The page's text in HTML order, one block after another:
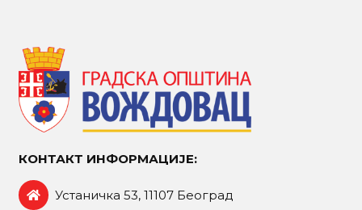
КОНТАКТ ИНФОРМАЦИЈЕ:
Устаничка 53, 11107 Београд